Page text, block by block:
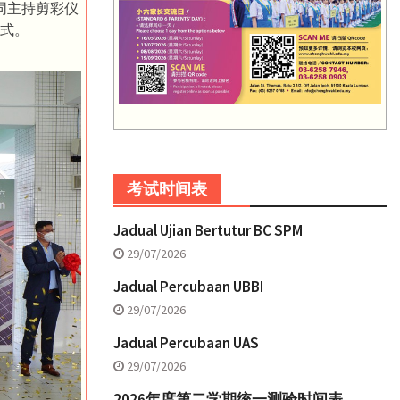
主持剪彩仪
式。
考试时间表
Jadual Ujian Bertutur BC SPM
29/07/2026
Jadual Percubaan UBBI
29/07/2026
Jadual Percubaan UAS
29/07/2026